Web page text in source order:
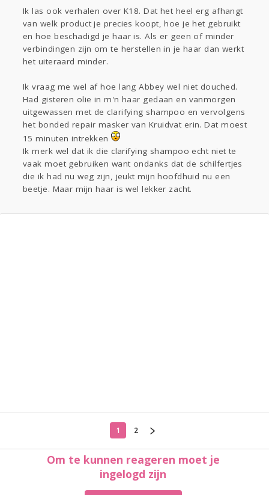
Ik las ook verhalen over K18. Dat het heel erg afhangt
van welk product je precies koopt, hoe je het gebruikt
en hoe beschadigd je haar is. Als er geen of minder
verbindingen zijn om te herstellen in je haar dan werkt
het uiteraard minder.
Ik vraag me wel af hoe lang Abbey wel niet douched.
Had gisteren olie in m'n haar gedaan en vanmorgen
uitgewassen met de clarifying shampoo en vervolgens
het bonded repair masker van Kruidvat erin. Dat moest
15 minuten intrekken
Ik merk wel dat ik die clarifying shampoo echt niet te
vaak moet gebruiken want ondanks dat de schilfertjes
die ik had nu weg zijn, jeukt mijn hoofdhuid nu een
beetje. Maar mijn haar is wel lekker zacht.
1 2
Om te kunnen reageren moet je
ingelogd zijn